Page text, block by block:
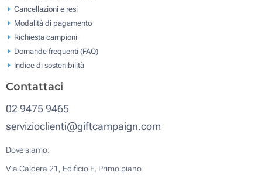
Cancellazioni e resi
Modalità di pagamento
Richiesta campioni
Domande frequenti (FAQ)
Indice di sostenibilità
Contattaci
02 9475 9465
servizioclienti@giftcampaign.com
Dove siamo:
Via Caldera 21, Edificio F, Primo piano